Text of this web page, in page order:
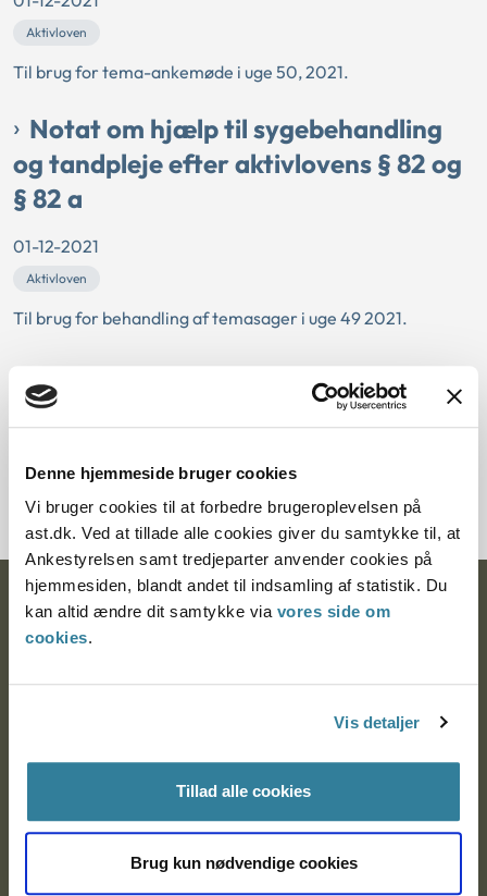
Denne hjemmeside bruger cookies
Vi bruger cookies til at forbedre brugeroplevelsen på
ast.dk. Ved at tillade alle cookies giver du samtykke til, at
Ankestyrelsen samt tredjeparter anvender cookies på
hjemmesiden, blandt andet til indsamling af statistik. Du
kan altid ændre dit samtykke via vores side om
cookies.
Vis detaljer
Tillad alle cookies
Brug kun nødvendige cookies
Aktivloven
Til brug for tema-ankemøde i uge 50, 2021.
Notat om hjælp til sygebehandling
og tandpleje efter aktivlovens § 82 og
§ 82 a
01-12-2021
Aktivloven
Til brug for behandling af temasager i uge 49 2021.
Praksisnotat om kontant tilskud
01-12-2021
Til brug for tema-ankemøde december 2021.
Ankestyrelsen
Ankestyrelsen København